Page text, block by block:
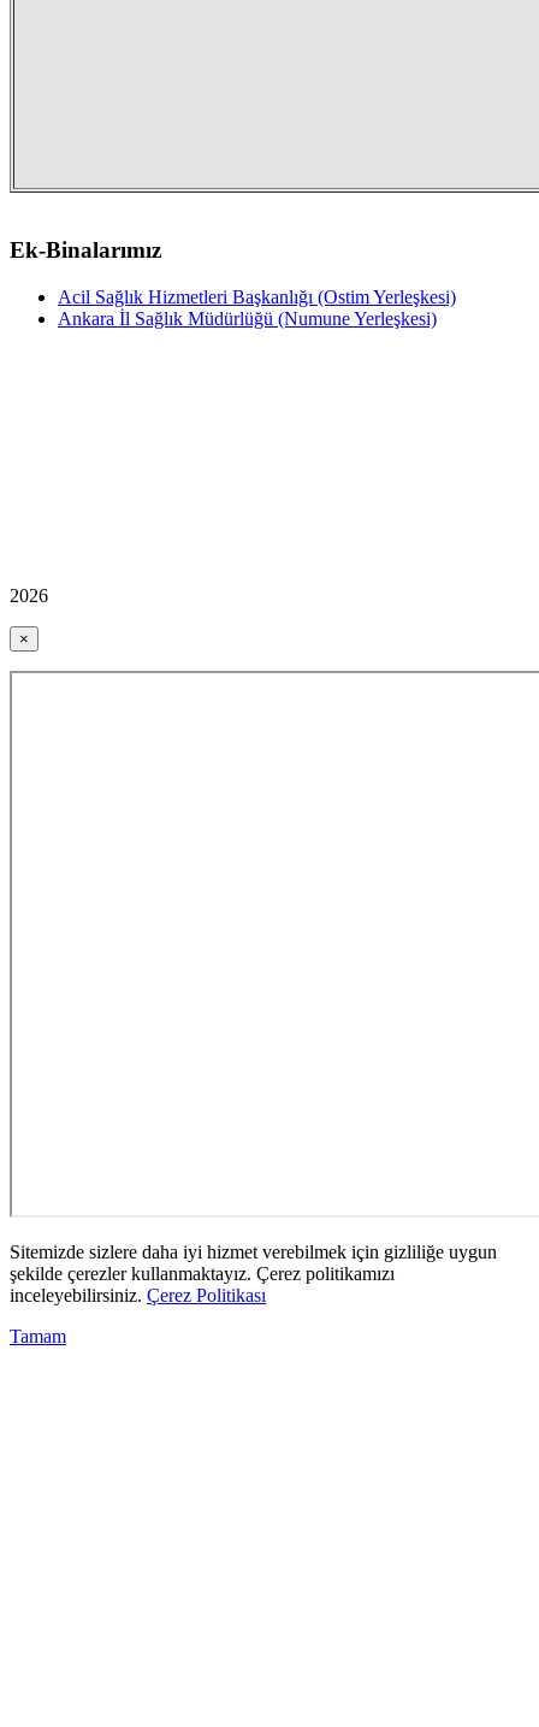
Ek-Binalarımız
Acil Sağlık Hizmetleri Başkanlığı (Ostim Yerleşkesi)
Ankara İl Sağlık Müdürlüğü (Numune Yerleşkesi)
2026
×
Sitemizde sizlere daha iyi hizmet verebilmek için gizliliğe uygun
şekilde çerezler kullanmaktayız. Çerez politikamızı
inceleyebilirsiniz. Çerez Politikası
Tamam